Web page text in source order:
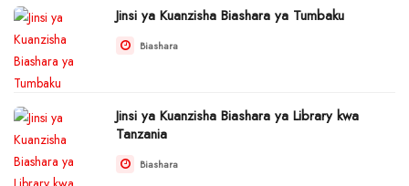
Jinsi ya Kuanzisha Biashara ya Tumbaku
Biashara
Jinsi ya Kuanzisha Biashara ya Library kwa
Tanzania
Biashara